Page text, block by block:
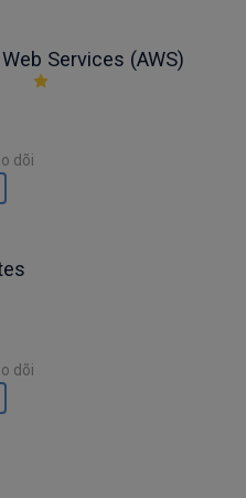
Services (AWS)
dõi
dõi